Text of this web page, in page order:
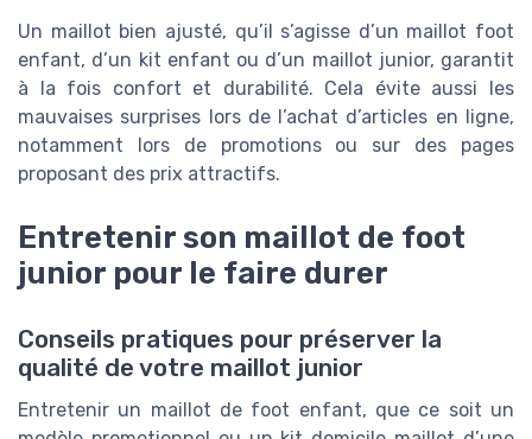
Un maillot bien ajusté, qu’il s’agisse d’un maillot foot
enfant, d’un kit enfant ou d’un maillot junior, garantit
à la fois confort et durabilité. Cela évite aussi les
mauvaises surprises lors de l’achat d’articles en ligne,
notamment lors de promotions ou sur des pages
proposant des prix attractifs.
Entretenir son maillot de foot
junior pour le faire durer
Conseils pratiques pour préserver la
qualité de votre maillot junior
Entretenir un maillot de foot enfant, que ce soit un